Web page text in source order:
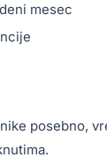
mesec
posebno,